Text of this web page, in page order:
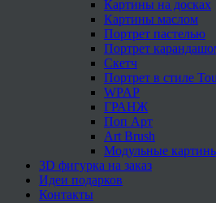
Картины на досках
Картины маслом
Портрет пастелью
Портрет
Скетч
Портрет в стиле
WPAP
ГРАНЖ
Поп Арт
Art Brush
Модульные
3D фигурка на заказ
Идеи подарков
Контакты